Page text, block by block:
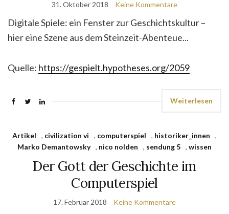
31. Oktober 2018 Keine Kommentare
Digitale Spiele: ein Fenster zur Geschichtskultur –
hier eine Szene aus dem Steinzeit-Abenteue...
Quelle: https://gespielt.hypotheses.org/2059
Weiterlesen
Artikel , civilization vi , computerspiel , historiker_innen
,
Marko Demantowsky , nico nolden , sendung 5 , wissen
Der Gott der Geschichte im
Computerspiel
17. Februar 2018 Keine Kommentare